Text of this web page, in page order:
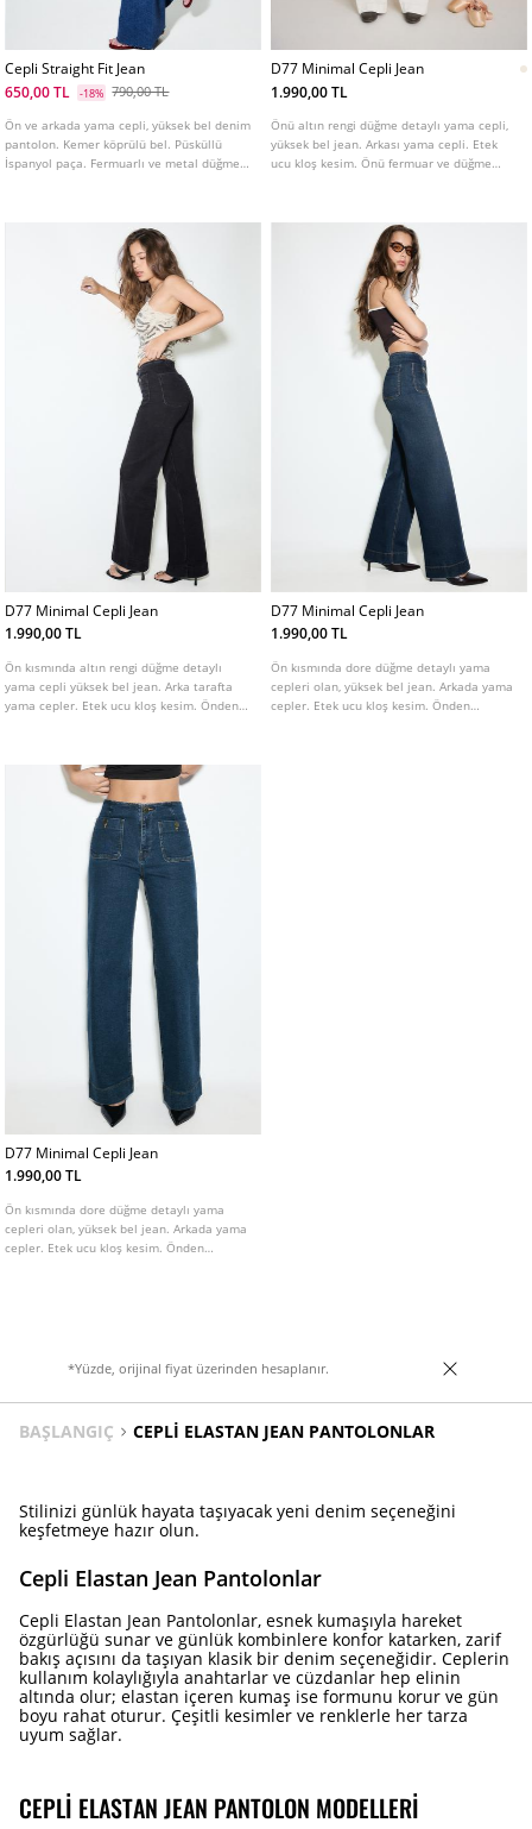
Cepli Straight Fit Jean
650,00 TL
-18% 790,00 TL
Ön ve arkada yama cepli, yüksek bel denim
pantolon. Kemer köprülü bel. Püsküllü
İspanyol paça. Fermuarlı ve metal düğmeli
D77 Minimal Cepli Jean
1.990,00 TL
Önü altın rengi düğme detaylı yama cepli,
yüksek bel jean. Arkası yama cepli. Etek
ucu kloş kesim. Önü fermuar ve düğme
D77 Minimal Cepli Jean
1.990,00 TL
Ön kısmında altın rengi düğme detaylı
yama cepli yüksek bel jean. Arka tarafta
yama cepler. Etek ucu kloş kesim. Önden
D77 Minimal Cepli Jean
1.990,00 TL
Ön kısmında dore düğme detaylı yama
cepleri olan, yüksek bel jean. Arkada yama
cepler. Etek ucu kloş kesim. Önden
D77 Minimal Cepli Jean
1.990,00 TL
Ön kısmında dore düğme detaylı yama
cepleri olan, yüksek bel jean. Arkada yama
cepler. Etek ucu kloş kesim. Önden
*Yüzde, orijinal fiyat üzerinden hesaplanır.
BAŞLANGIÇ CEPLI ELASTAN JEAN PANTOLONLAR
Stilinizi günlük hayata taşıyacak yeni denim seçeneğini
keşfetmeye hazır olun.
Cepli Elastan Jean Pantolonlar
Cepli Elastan Jean Pantolonlar, esnek kumaşıyla hareket
özgürlüğü sunar ve günlük kombinlere konfor katarken, zarif
bakış açısını da taşıyan klasik bir denim seçeneğidir. Ceplerin
kullanım kolaylığıyla anahtarlar ve cüzdanlar hep elinin
altında olur; elastan içeren kumaş ise formunu korur ve gün
boyu rahat oturur. Çeşitli kesimler ve renklerle her tarza
uyum sağlar.
CEPLI ELASTAN JEAN PANTOLON MODELLERI